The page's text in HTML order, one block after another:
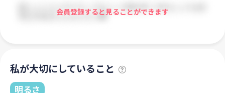
会員登録すると見ることができます
私が大切にしていること
明るさ